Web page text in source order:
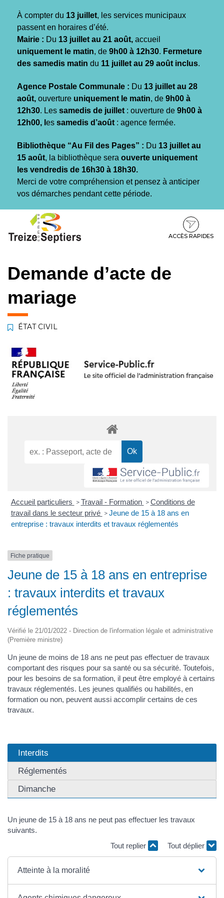
À compter du 13 juillet, les services municipaux
passent en horaires d’été.
Mairie : Du 13 juillet au 21 août, accueil
uniquement le matin, de 9h00 à 12h30. Fermeture
des samedis matin du 11 juillet au 29 août inclus.
Agence Postale Communale : Du 13 juillet au 28
août, ouverture uniquement le matin, de 9h00 à
12h30. Les samedis de juillet : ouverture de 9h00 à
12h00, l es samedis d’août : agence fermée.
Bibliothèque “Au Fil des Pages” : Du 13 juillet au
15 août, la bibliothèque sera ouverte uniquement
les vendredis de 16h30 à 18h30.
Merci de votre compréhension et pensez à anticiper
vos démarches pendant cette période.
contenu
pied
ACCÈS RAPIDES
Demande d’acte de
mariage
ÉTAT CIVIL
Accueil particuliers > Travail - Formation > Conditions de
travail dans le secteur privé > Jeune de 15 à 18 ans en
entreprise : travaux interdits et travaux réglementés
Fiche pratique
Jeune de 15 à 18 ans en entreprise
: travaux interdits et travaux
réglementés
Vérifié le 21/01/2022 - Direction de l'information légale et administrative
(Première ministre)
Un jeune de moins de 18 ans ne peut pas effectuer de travaux
comportant des risques pour sa santé ou sa sécurité. Toutefois,
pour les besoins de sa formation, il peut être employé à certains
travaux réglementés. Les jeunes qualifiés ou habilités, en
formation ou non, peuvent aussi accomplir certains de ces
travaux.
Interdits
Réglementés
Dimanche
Un jeune de 15 à 18 ans ne peut pas effectuer les travaux
suivants.
Tout replier
Tout déplier
Atteinte à la moralité